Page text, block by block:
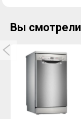
Вы смотрели